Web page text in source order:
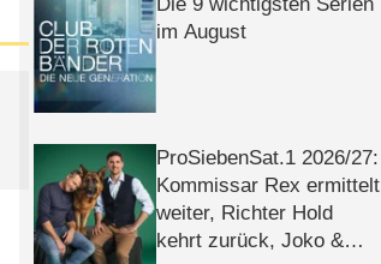
im August
ProSiebenSat.1 2026/​27:
Kommissar Rex ermittelt
weiter, Richter Hold
kehrt zurück, Joko &